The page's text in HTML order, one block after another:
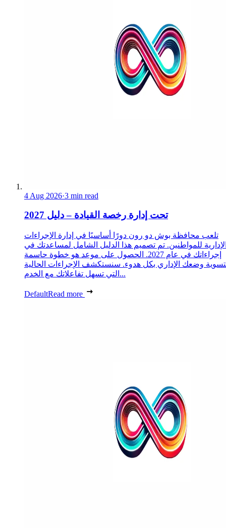
4 Aug 2026·3 min read
تحت إدارة رخصة القيادة – دليل 2027
تلعب محافظة بوش دو رون دورًا أساسيًا في إدارة الإجراءات
للمواطنين. تم تصميم هذا الدليل الشامل لمساعدتك في
إجراءاتك في عام 2027. الحصول على موعد هو خطوة حاسمة
وضعك الإداري بكل هدوء. سنستكشف الإجراءات الحالية
التي تسهل تفاعلاتك مع الخدم...
DefaultRead more